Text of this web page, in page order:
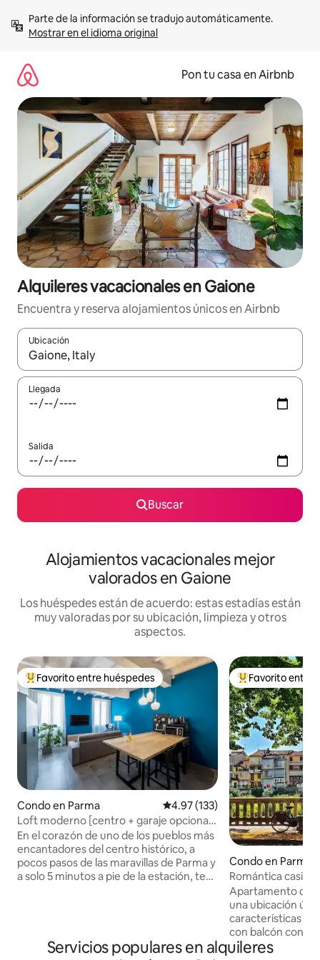
contenidoMostrar en el idioma original
Pon tu casa en Airbnb
Alquileres vacacionales en Gaione
Encuentra y reserva alojamientos únicos en Airbnb
Ubicación
Cuando los resultados estén disponibles, navega con las
Llegada
Salida
Buscar
Alojamientos vacacionales mejor
valorados en Gaione
Los huéspedes están de acuerdo: estas estadías están
muy valoradas por su ubicación, limpieza y otros
aspectos.
Favorito entre huéspedes preferido
Favorito entre huéspedes
Condo en Parma Calificación promedio: 4.97 de
4.97 (133)
Loft moderno [centro + garaje opcional]
a 2 minutos de la estación
En el corazón de uno de los pueblos más
encantadores del centro histórico, a
pocos pasos de las maravillas de Parma y
a solo 5 minutos a pie de la estación, te
ascensor) de un elegante edificio de
Favorito entre
Favorito entre
Condo en Parma
Romántica casita
Histórico]
Apartamento de
una ubicación
características
con balcón con
El apartamento
Servicios populares en alquileres